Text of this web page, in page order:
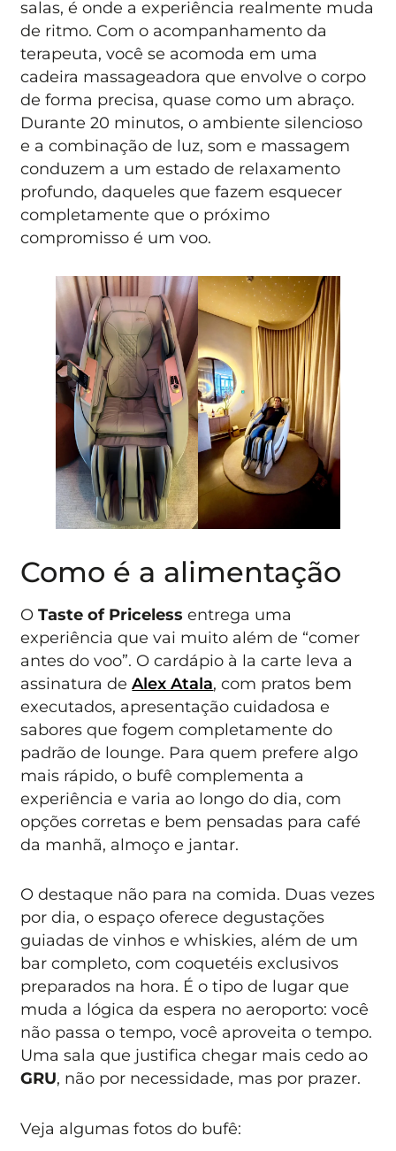
salas, é onde a experiência realmente muda
de ritmo. Com o acompanhamento da
terapeuta, você se acomoda em uma
cadeira massageadora que envolve o corpo
de forma precisa, quase como um abraço.
Durante 20 minutos, o ambiente silencioso
e a combinação de luz, som e massagem
conduzem a um estado de relaxamento
profundo, daqueles que fazem esquecer
completamente que o próximo
compromisso é um voo.
Como é a alimentação
OTaste of Priceless entrega uma
experiência que vai muito além de “comer
antes do voo”. O cardápio à la carte leva a
assinatura deAlex Atala, com pratos bem
executados, apresentação cuidadosa e
sabores que fogem completamente do
padrão de lounge. Para quem prefere algo
mais rápido, o bufê complementa a
experiência e varia ao longo do dia, com
opções corretas e bem pensadas para café
da manhã, almoço e jantar.
O destaque não para na comida. Duas vezes
por dia, o espaço oferece degustações
guiadas de vinhos e whiskies, além de um
bar completo, com coquetéis exclusivos
preparados na hora. É o tipo de lugar que
muda a lógica da espera no aeroporto: você
não passa o tempo, você aproveita o tempo.
Uma sala que justifica chegar mais cedo ao
GRU, não por necessidade, mas por prazer.
Veja algumas fotos do bufê: